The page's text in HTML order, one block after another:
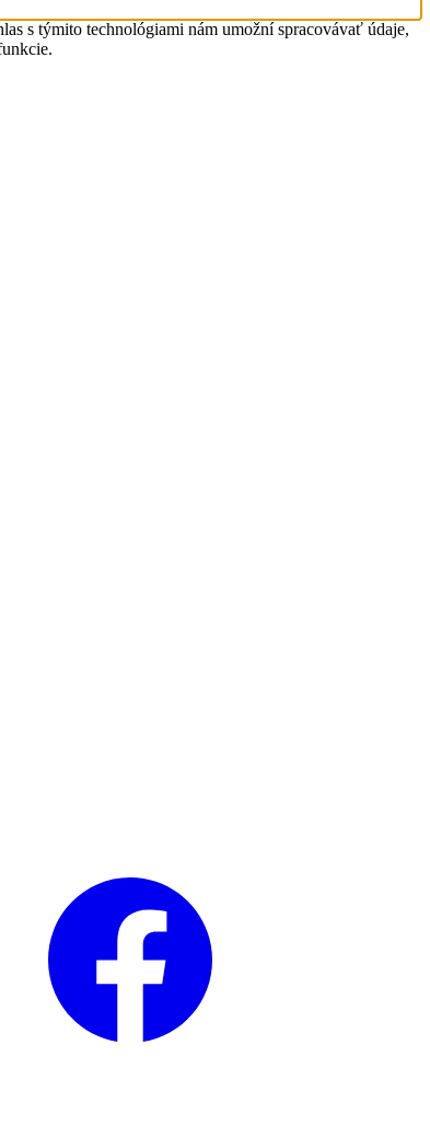
s týmito technológiami nám umožní spracovávať údaje,